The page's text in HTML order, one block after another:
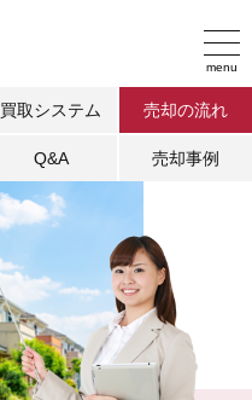
買取システム 売却の流れ
Q&A 売却事例